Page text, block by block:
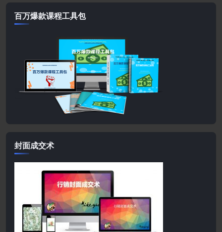
百万爆款课程工具包
封面成交术